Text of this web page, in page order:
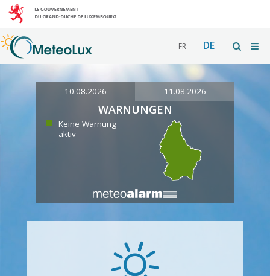
FR DE
10.08.2026 11.08.2026
WARNUNGEN
Keine Warnung
aktiv